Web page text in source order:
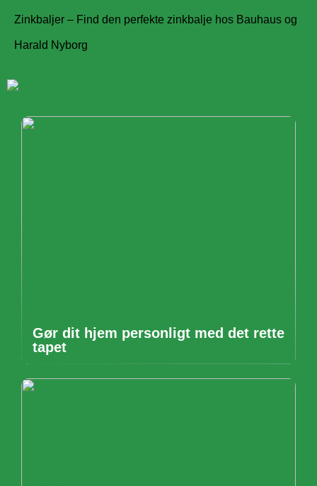
Zinkbaljer – Find den perfekte zinkbalje hos Bauhaus og
Harald Nyborg
Gør dit hjem personligt med det rette
tapet